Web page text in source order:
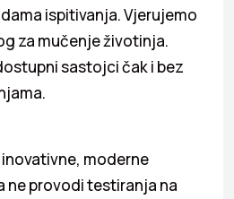
ispitivanja. Vjerujemo
za mučenje životinja.
sastojci čak i bez
moderne
ne provodi testiranja na